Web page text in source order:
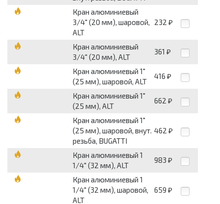
Кран алюминиевый
3/4" (20 мм), шаровой,
ALT
232 ₽
Кран алюминиевый
3/4" (20 мм), ALT
361 ₽
Кран алюминиевый 1"
(25 мм), шаровой, ALT
416 ₽
Кран алюминиевый 1"
(25 мм), ALT
662 ₽
Кран алюминиевый 1"
(25 мм), шаровой, внут.
резьба, BUGATTI
462 ₽
Кран алюминиевый 1
1/4" (32 мм), ALT
983 ₽
Кран алюминиевый 1
1/4" (32 мм), шаровой,
ALT
659 ₽